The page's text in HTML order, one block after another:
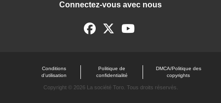
Connectez-vous avec nous
Conditions
d'utilisation
Politique de
confidentialité
DMCA/Politique des
copyrights
Copyright © 2026 La société Toro. Tous droits réservés.